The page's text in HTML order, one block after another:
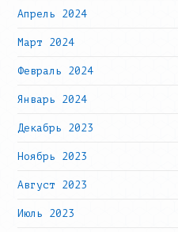
Апрель 2024
Март 2024
Февраль 2024
Январь 2024
Декабрь 2023
Ноябрь 2023
Август 2023
Июль 2023